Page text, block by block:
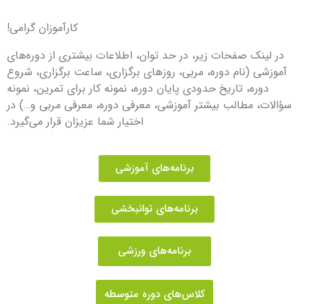
کارآموزان گرامی!
در لینک صفحات زیر، در حد توان، اطلاعات بیشتری از دوره‌های
آموزشی (نام دوره، مربی، روزهای برگزاری، ساعت برگزاری، شروع
دوره، تاریخ حدودی پایان دوره، نمونه کار برای تمرین، نمونه
سؤالات، مطالب بیشتر آموزشی، معرفی دوره، معرفی مربی و…) در
اختیار شما عزیزان قرار می‌گیرد.
برنامه‌های آموزشی
برنامه‌های توانبخشی
برنامه‌های ورزشی
کلاس‌های دوره متوسطه